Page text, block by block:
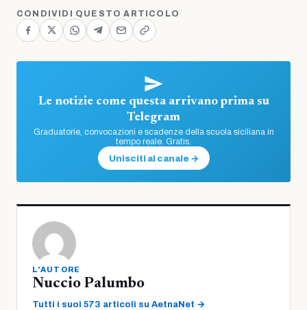
CONDIVIDI QUESTO ARTICOLO
Le notizie come questa arrivano prima su
Telegram
Graduatorie, convocazioni e scadenze della scuola siciliana in
tempo reale. Gratis.
Unisciti al canale →
L'AUTORE
Nuccio Palumbo
Tutti i suoi 573 articoli su AetnaNet →